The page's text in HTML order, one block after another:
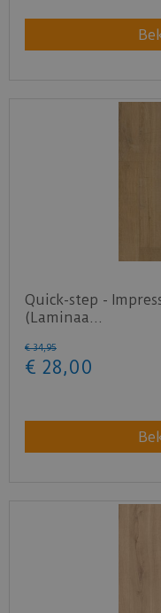
Quick-step -
(Laminaa…
€ 34,95
€ 28,00